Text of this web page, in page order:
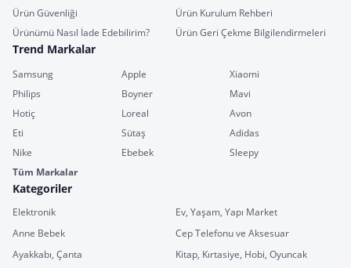
Ürün Güvenliği
Ürün Kurulum Rehberi
Ürünümü Nasıl İade Edebilirim?
Ürün Geri Çekme Bilgilendirmeleri
Trend Markalar
Samsung Apple
Xiaomi
Philips
Boyner
Mavi
Hotiç
Loreal
Avon
Eti
Sütaş
Adidas
Nike
Ebebek
Sleepy
Tüm Markalar
Kategoriler
Elektronik
Ev, Yaşam, Yapı Market
Anne Bebek
Cep Telefonu ve Aksesuar
Ayakkabı, Çanta
Kitap, Kırtasiye, Hobi, Oyuncak